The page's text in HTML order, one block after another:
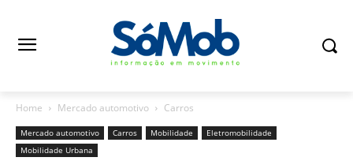
Home Mercado automotivo Carros
Mercado automotivo Carros Mobilidade
Eletromobilidade
Mobilidade Urbana